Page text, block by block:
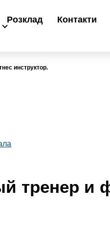
Розклад Контакти
инструктор.
тренер и